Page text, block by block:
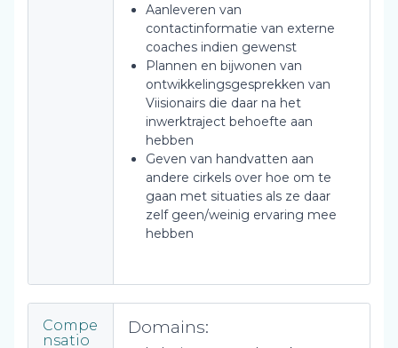
Aanleveren van
contactinformatie van externe
coaches indien gewenst
Plannen en bijwonen van
ontwikkelingsgesprekken van
Viisionairs die daar na het
inwerktraject behoefte aan
hebben
Geven van handvatten aan
andere cirkels over hoe om te
gaan met situaties als ze daar
zelf geen/weinig ervaring mee
hebben
Compe
nsatio
Domains: